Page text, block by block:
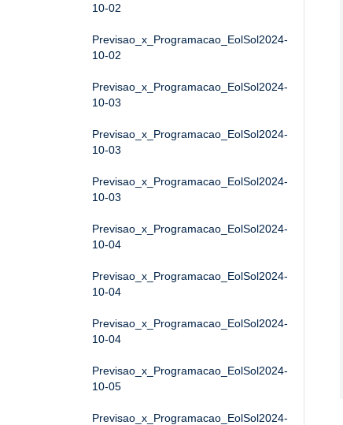
10-02
Previsao_x_Programacao_EolSol2024-
10-02
Previsao_x_Programacao_EolSol2024-
10-03
Previsao_x_Programacao_EolSol2024-
10-03
Previsao_x_Programacao_EolSol2024-
10-03
Previsao_x_Programacao_EolSol2024-
10-04
Previsao_x_Programacao_EolSol2024-
10-04
Previsao_x_Programacao_EolSol2024-
10-04
Previsao_x_Programacao_EolSol2024-
10-05
Previsao_x_Programacao_EolSol2024-